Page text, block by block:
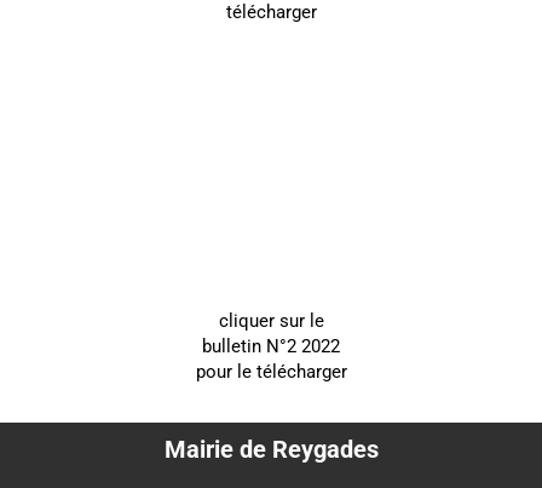
télécharger
cliquer sur le
bulletin N°2 2022
pour le télécharger
Mairie de Reygades